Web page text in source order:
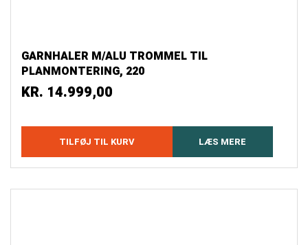
GARNHALER M/ALU TROMMEL TIL
PLANMONTERING, 220
KR. 14.999,00
TILFØJ TIL KURV LÆS MERE